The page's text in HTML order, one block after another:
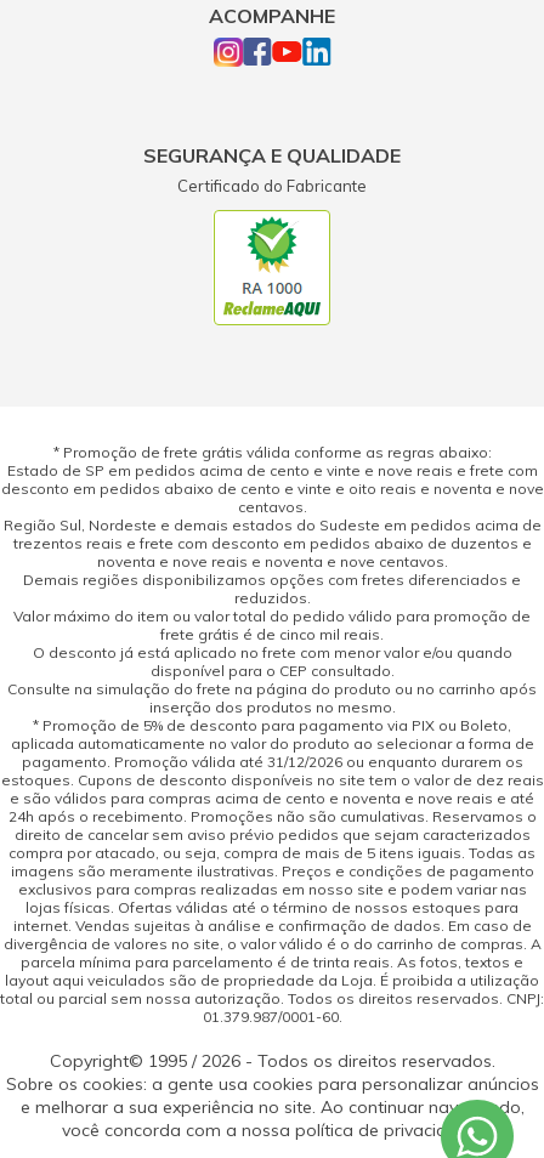
ACOMPANHE
SEGURANÇA E QUALIDADE
Certificado do Fabricante
* Promoção de frete grátis válida conforme as regras abaixo:
Estado de SP em pedidos acima de cento e vinte e nove reais e frete com
desconto em pedidos abaixo de cento e vinte e oito reais e noventa e nove
centavos.
Região Sul, Nordeste e demais estados do Sudeste em pedidos acima de
trezentos reais e frete com desconto em pedidos abaixo de duzentos e
noventa e nove reais e noventa e nove centavos.
Demais regiões disponibilizamos opções com fretes diferenciados e
reduzidos.
Valor máximo do item ou valor total do pedido válido para promoção de
frete grátis é de cinco mil reais.
O desconto já está aplicado no frete com menor valor e/ou quando
disponível para o CEP consultado.
Consulte na simulação do frete na página do produto ou no carrinho após
inserção dos produtos no mesmo.
* Promoção de 5% de desconto para pagamento via PIX ou Boleto,
aplicada automaticamente no valor do produto ao selecionar a forma de
pagamento. Promoção válida até 31/12/2026 ou enquanto durarem os
estoques. Cupons de desconto disponíveis no site tem o valor de dez reais
e são válidos para compras acima de cento e noventa e nove reais e até
24h após o recebimento. Promoções não são cumulativas. Reservamos o
direito de cancelar sem aviso prévio pedidos que sejam caracterizados
compra por atacado, ou seja, compra de mais de 5 itens iguais. Todas as
imagens são meramente ilustrativas. Preços e condições de pagamento
exclusivos para compras realizadas em nosso site e podem variar nas
lojas físicas. Ofertas válidas até o término de nossos estoques para
internet. Vendas sujeitas à análise e confirmação de dados. Em caso de
divergência de valores no site, o valor válido é o do carrinho de compras. A
parcela mínima para parcelamento é de trinta reais. As fotos, textos e
layout aqui veiculados são de propriedade da Loja. É proibida a utilização
total ou parcial sem nossa autorização. Todos os direitos reservados. CNPJ:
01.379.987/0001-60.
Copyright© 1995 / 2026 - Todos os direitos reservados.
Sobre os cookies: a gente usa cookies para personalizar anúncios
e melhorar a sua experiência no site. Ao continuar navegando,
você concorda com a nossa política de privacidade.